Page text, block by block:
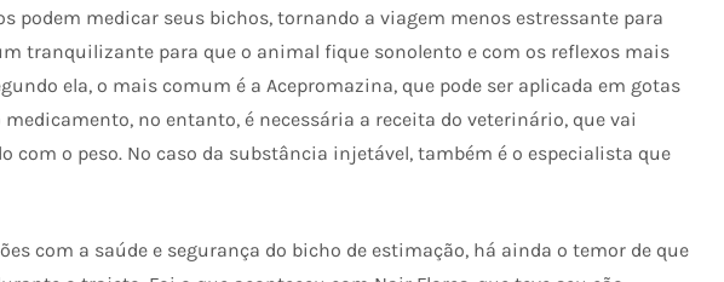
podem medicar seus bichos, tornando a viagem menos estressante para
tranquilizante para que o animal fique sonolento e com os reflexos mais
ela, o mais comum é a Acepromazina, que pode ser aplicada em gotas
no entanto, é necessária a receita do veterinário, que vai
com o peso. No caso da substância injetável, também é o especialista que
com a saúde e segurança do bicho de estimação, há ainda o temor de que